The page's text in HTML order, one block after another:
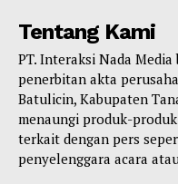
Tentang Kami
PT. Interaksi Nada
penerbitan akta
Batulicin, Kabupaten
menaungi produk-
terkait dengan pers
penyelenggara acara